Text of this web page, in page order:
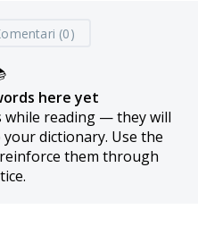
(0)
here yet
reading — they will
dictionary. Use the
them through